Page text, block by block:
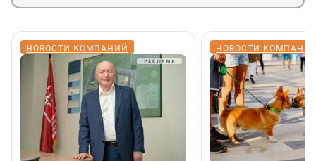
НОВОСТИ КОМПАНИЙ НОВОСТИ